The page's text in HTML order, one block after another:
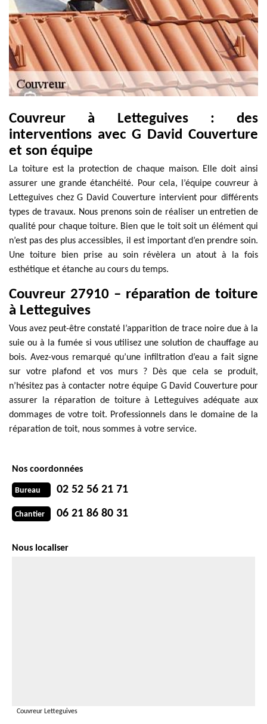
Couvreur à Letteguives : des
interventions avec G David Couverture
et son équipe
La toiture est la protection de chaque maison. Elle doit ainsi
assurer une grande étanchéité. Pour cela, l’équipe couvreur à
Letteguives chez G David Couverture intervient pour différents
types de travaux. Nous prenons soin de réaliser un entretien de
qualité pour chaque toiture. Bien que le toit soit un élément qui
n’est pas des plus accessibles, il est important d’en prendre soin.
Une toiture bien prise au soin révèlera un atout à la fois
esthétique et étanche au cours du temps.
Couvreur 27910 – réparation de toiture
à Letteguives
Vous avez peut-être constaté l’apparition de trace noire due à la
suie ou à la fumée si vous utilisez une solution de chauffage au
bois. Avez-vous remarqué qu’une infiltration d’eau a fait signe
sur votre plafond et vos murs ? Dès que cela se produit,
n’hésitez pas à contacter notre équipe G David Couverture pour
assurer la réparation de toiture à Letteguives adéquate aux
dommages de votre toit. Professionnels dans le domaine de la
réparation de toit, nous sommes à votre service.
Nos coordonnées
Bureau 02 52 56 21 71
Chantier 06 21 86 80 31
Nous localiser
Couvreur Letteguives